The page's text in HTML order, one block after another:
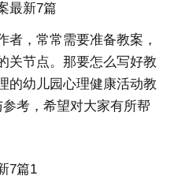
最新7篇
者，常常需要准备教案，
关节点。那要怎么写好教
的幼儿园心理健康活动教
考，希望对大家有所帮
7篇1